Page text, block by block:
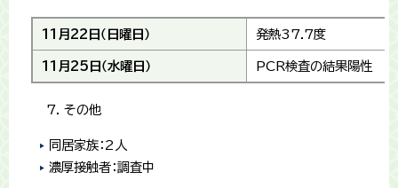
11月22日（日曜日） 発熱37.7度
11月25日（水曜日） PCR検査の結果陽性
その他
同居家族：2人
濃厚接触者：調査中